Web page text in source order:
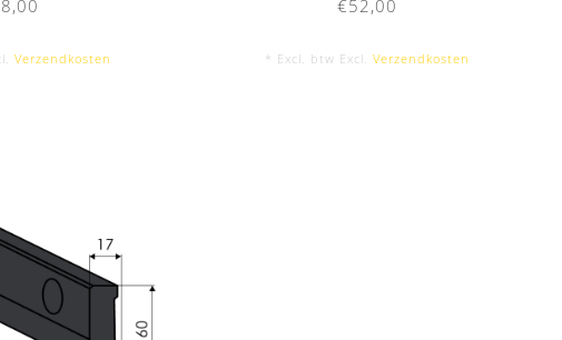
Verzendkosten
€52,00
* Excl. btw Excl.Verzendkosten